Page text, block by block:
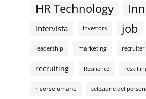
HR Technology
intervista Investors job
leadership marketing recruiter
recruiting Resilience
risorse umane selezione del